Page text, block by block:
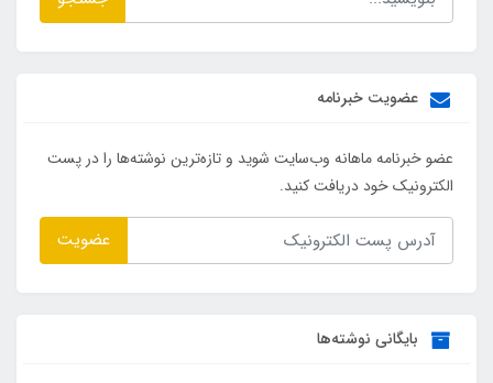
عضویت خبرنامه
عضو خبرنامه ماهانه وب‌سایت شوید و تازه‌ترین نوشته‌ها را در پست
الکترونیک خود دریافت کنید.
عضویت
بایگانی نوشته‌ها